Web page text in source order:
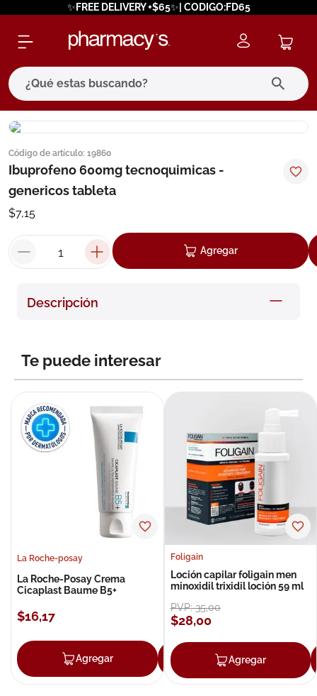
✨FREE DELIVERY +$65✨| CODIGO:FD65
¿Qué estas buscando?
Código de artículo: 19860
Ibuprofeno 600mg tecnoquimicas -
genericos tableta
$7,15
Agregar
Descripción
Te puede interesar
La Roche-posay
La Roche-Posay Crema
Cicaplast Baume B5+
$16,17
Agregar Agregar
Foligain
Loción capilar foligain men
minoxidil trixidil loción 59 ml
PVP:35,00
$28,00
Agregar
términos más buscados
1. eucerin
cerave
7. degraler
9 isdin
10.pañales